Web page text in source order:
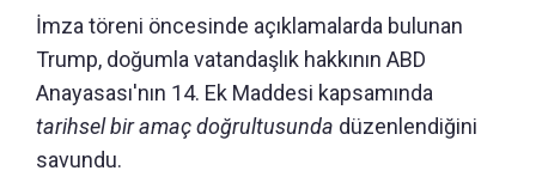
İmza töreni öncesinde açıklamalarda bulunan
Trump, doğumla vatandaşlık hakkının ABD
Anayasası'nın 14. Ek Maddesi kapsamında
tarihsel bir amaç doğrultusunda düzenlendiğini
savundu.